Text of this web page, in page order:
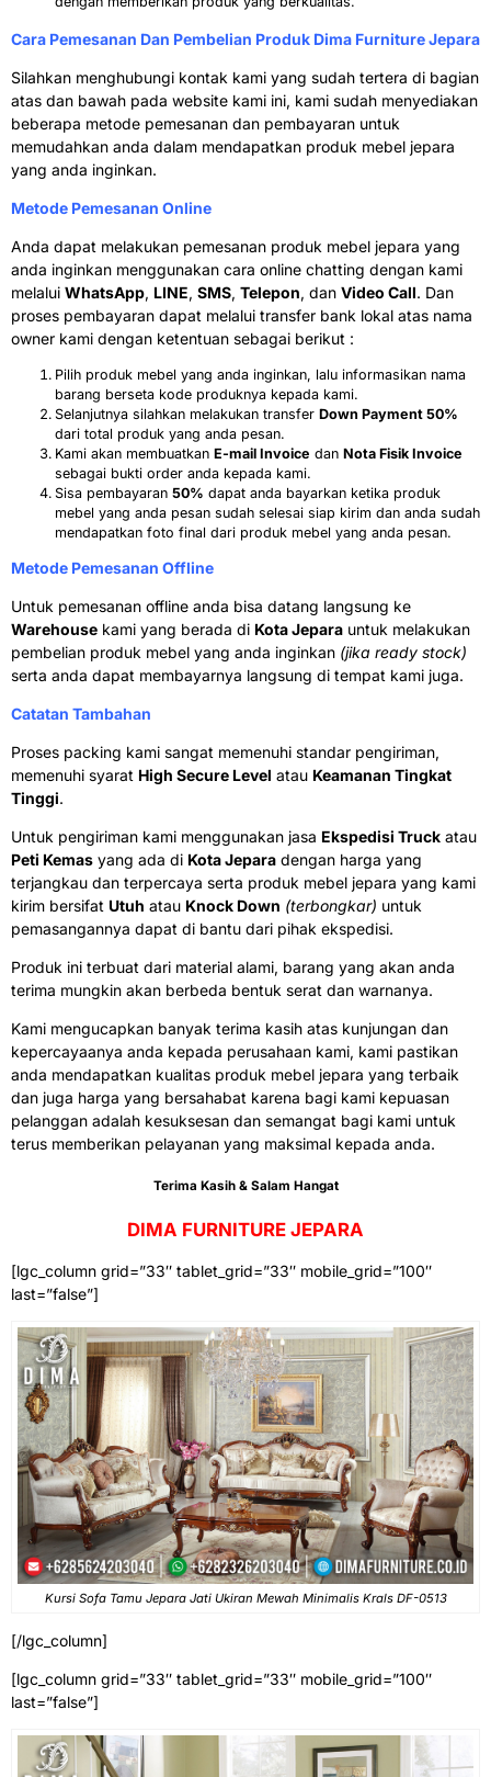
Cara Pemesanan Dan Pembelian Produk Dima Furniture Jepara
Silahkan menghubungi kontak kami yang sudah tertera di bagian
atas dan bawah pada website kami ini, kami sudah menyediakan
beberapa metode pemesanan dan pembayaran untuk
memudahkan anda dalam mendapatkan produk mebel jepara
yang anda inginkan.
Metode Pemesanan Online
Anda dapat melakukan pemesanan produk mebel jepara yang
anda inginkan menggunakan cara online chatting dengan kami
melalui WhatsApp, LINE, SMS, Telepon, dan Video Call. Dan
proses pembayaran dapat melalui transfer bank lokal atas nama
owner kami dengan ketentuan sebagai berikut :
Pilih produk mebel yang anda inginkan, lalu informasikan nama
barang berseta kode produknya kepada kami.
Selanjutnya silahkan melakukan transfer Down Payment 50%
dari total produk yang anda pesan.
Kami akan membuatkan E-mail Invoice dan Nota Fisik Invoice
sebagai bukti order anda kepada kami.
Sisa pembayaran 50% dapat anda bayarkan ketika produk
mebel yang anda pesan sudah selesai siap kirim dan anda sudah
mendapatkan foto final dari produk mebel yang anda pesan.
Metode Pemesanan Offline
Untuk pemesanan offline anda bisa datang langsung ke
Warehouse kami yang berada di Kota Jepara untuk melakukan
pembelian produk mebel yang anda inginkan (jika ready stock)
serta anda dapat membayarnya langsung di tempat kami juga.
Catatan Tambahan
Proses packing kami sangat memenuhi standar pengiriman,
memenuhi syarat High Secure Level atau Keamanan Tingkat
Tinggi.
Untuk pengiriman kami menggunakan jasa Ekspedisi Truck atau
Peti Kemas yang ada di Kota Jepara dengan harga yang
terjangkau dan terpercaya serta produk mebel jepara yang kami
kirim bersifat Utuh atau Knock Down (terbongkar) untuk
pemasangannya dapat di bantu dari pihak ekspedisi.
Produk ini terbuat dari material alami, barang yang akan anda
terima mungkin akan berbeda bentuk serat dan warnanya.
Kami mengucapkan banyak terima kasih atas kunjungan dan
kepercayaanya anda kepada perusahaan kami, kami pastikan
anda mendapatkan kualitas produk mebel jepara yang terbaik
dan juga harga yang bersahabat karena bagi kami kepuasan
pelanggan adalah kesuksesan dan semangat bagi kami untuk
terus memberikan pelayanan yang maksimal kepada anda.
Terima Kasih & Salam Hangat
DIMA FURNITURE JEPARA
[lgc_column grid=”33″ tablet_grid=”33″ mobile_grid=”100″
last=”false”]
Kursi Sofa Tamu Jepara Jati Ukiran Mewah Minimalis Krals DF-0513
[/lgc_column]
[lgc_column grid=”33″ tablet_grid=”33″ mobile_grid=”100″
last=”false”]